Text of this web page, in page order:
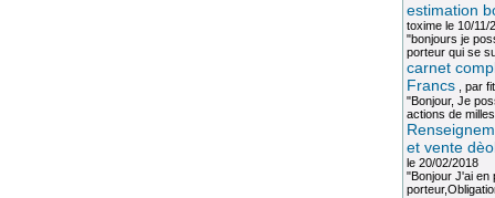
estimation
toximele 10/11/
"bonjours je
porteur qui se
carnet
Francs, par
"Bonjour, Je
actions de
et vente
le 20/02/2018
"Bonjour J'ai en